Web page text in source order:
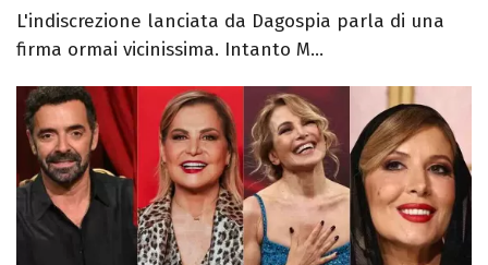
L'indiscrezione lanciata da Dagospia parla di una
firma ormai vicinissima. Intanto M...